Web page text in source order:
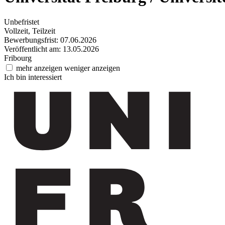
Unbefristet
Vollzeit, Teilzeit
Bewerbungsfrist: 07.06.2026
Veröffentlicht am: 13.05.2026
Fribourg
mehr anzeigen weniger anzeigen
Ich bin interessiert